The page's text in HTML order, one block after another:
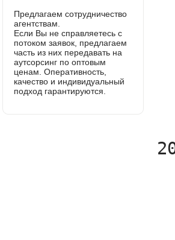
Предлагаем сотрудничество
агентствам.
Если Вы не справляетесь с
потоком заявок, предлагаем
часть из них передавать на
аутсорсинг по оптовым
ценам. Оперативность,
качество и индивидуальный
подход гарантируются.